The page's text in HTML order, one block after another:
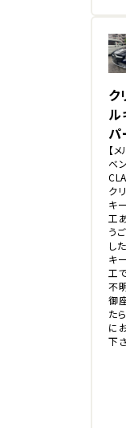
ク
ル
パ
【
ベ
ク
キ
工
う
した
キ
工
不
御
た
に
下